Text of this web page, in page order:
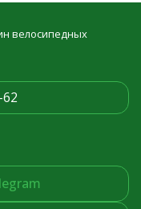
велосипедных